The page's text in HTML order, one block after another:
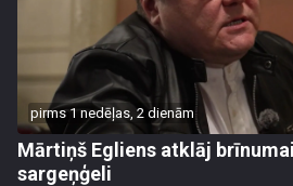
pirms 1 nedēļas, 2 dienām
Mārtiņš Egliens atklāj
sargeņģeli